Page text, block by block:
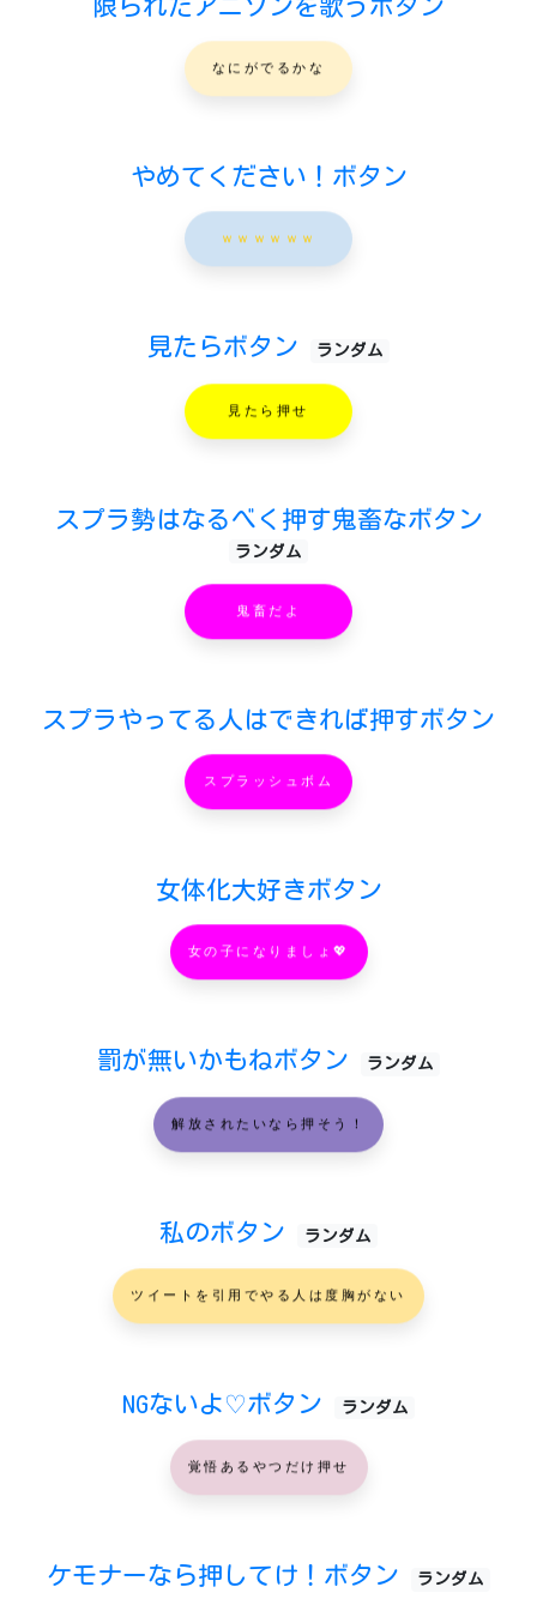
限られたアニソンを歌うボタン
なにがでるかな
やめてください！ボタン
ｗｗｗｗｗｗ
見たらボタン ランダム
見たら押せ
スプラ勢はなるべく押す鬼畜なボタン
ランダム
鬼畜だよ
スプラやってる人はできれば押すボタン
スプラッシュボム
女体化大好きボタン
女の子になりましょ💖
罰が無いかもねボタン ランダム
解放されたいなら押そう！
私のボタン ランダム
ツイートを引用でやる人は度胸がない
NGないよ♡ボタン ランダム
覚悟あるやつだけ押せ
ケモナーなら押してけ！ボタン ランダム